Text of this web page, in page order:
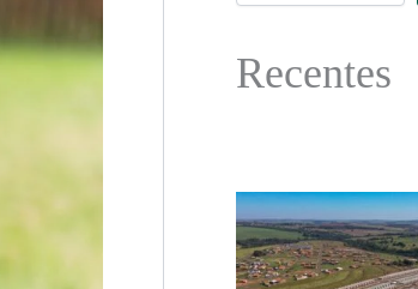
Recentes